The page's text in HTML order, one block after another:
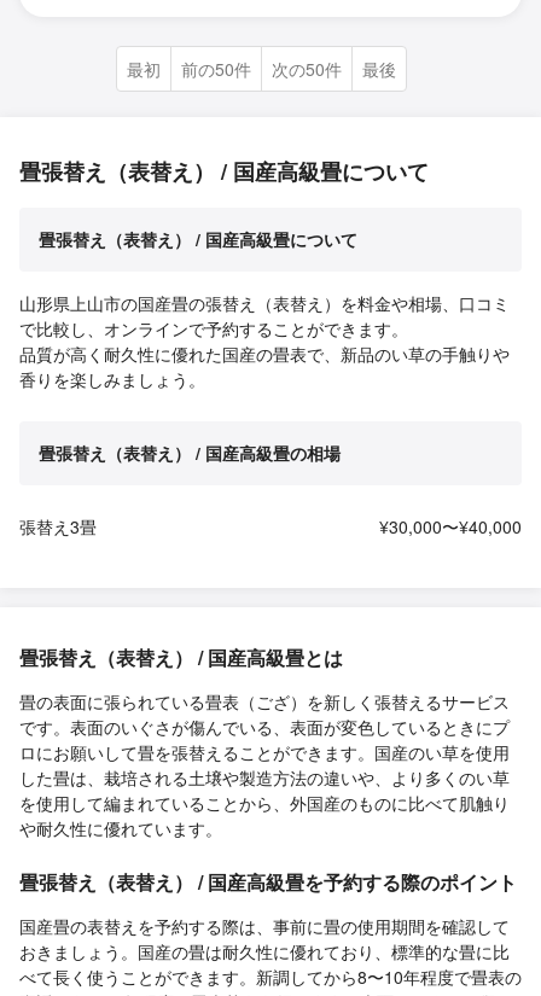
最初 前の50件 次の50件 最後
畳張替え（表替え） / 国産高級畳について
畳張替え（表替え） / 国産高級畳について
山形県上山市の国産畳の張替え（表替え）を料金や相場、口コミ
で比較し、オンラインで予約することができます。
品質が高く耐久性に優れた国産の畳表で、新品のい草の手触りや
香りを楽しみましょう。
畳張替え（表替え） / 国産高級畳の相場
張替え3畳 ¥30,000〜¥40,000
畳張替え（表替え） / 国産高級畳とは
畳の表面に張られている畳表（ござ）を新しく張替えるサービス
です。表面のいぐさが傷んでいる、表面が変色しているときにプ
ロにお願いして畳を張替えることができます。国産のい草を使用
した畳は、栽培される土壌や製造方法の違いや、より多くのい草
を使用して編まれていることから、外国産のものに比べて肌触り
や耐久性に優れています。
畳張替え（表替え） / 国産高級畳を予約する際のポイント
国産畳の表替えを予約する際は、事前に畳の使用期間を確認して
おきましょう。国産の畳は耐久性に優れており、標準的な畳に比
べて長く使うことができます。新調してから8〜10年程度で畳表の